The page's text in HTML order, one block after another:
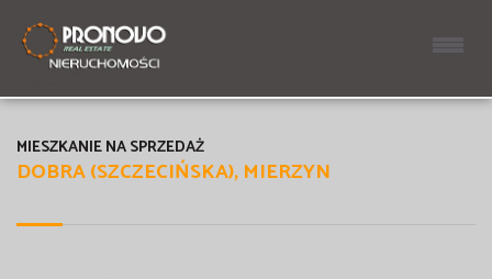
DOBRA (SZCZECIŃSKA), MIERZYN
MIESZKANIE NA SPRZEDAŻ